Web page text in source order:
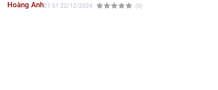
Hoàng Anh21:51 22/12/2024 (0)